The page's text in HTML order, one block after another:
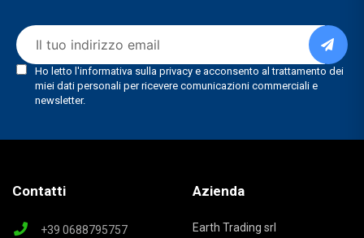
Contatti
+39 0688795757
Azienda
Earth Trading srl